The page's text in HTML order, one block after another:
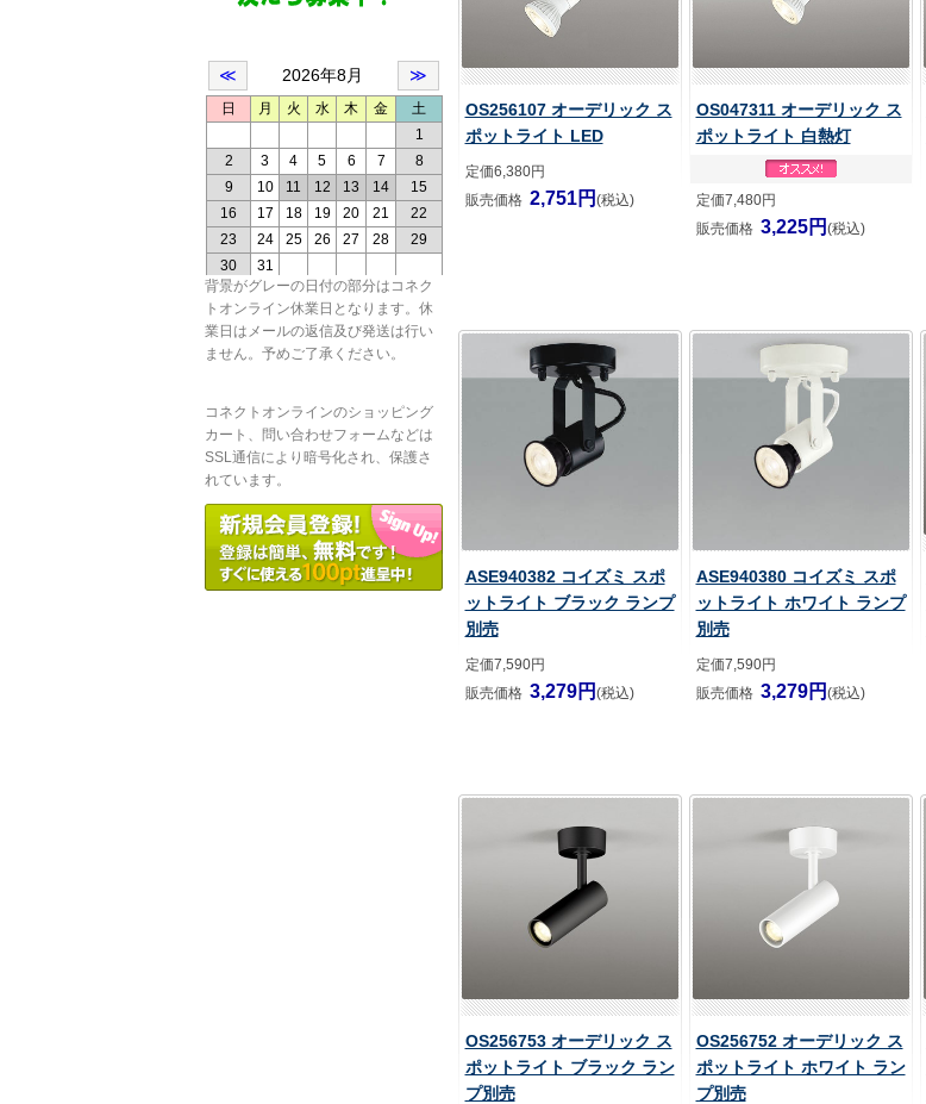
背景がグレーの日付の部分はコネク
トオンライン休業日となります。休
業日はメールの返信及び発送は行い
ません。予めご了承ください。
コネクトオンラインのショッピング
カート、問い合わせフォームなどは
SSL通信により暗号化され、保護さ
れています。
OS256107 オーデリック ス
ポットライト LED
定価6,380円
販売価格 2,751円 (税込)
OS047311 オーデリック ス
ポットライト 白熱灯
定価7,480円
販売価格 3,225円 (税込)
ASE940382 コイズミ スポ
ットライト ブラック ランプ
別売
定価7,590円
販売価格 3,279円 (税込)
ASE940380 コイズミ スポ
ットライト ホワイト ランプ
別売
定価7,590円
販売価格 3,279円 (税込)
OS256753 オーデリック ス
ポットライト ブラック ラン
プ別売
OS256752 オーデリック ス
ポットライト ホワイト ラン
プ別売